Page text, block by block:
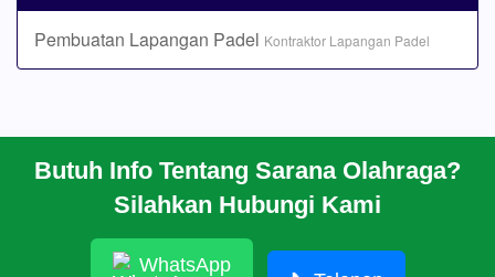
Butuh Info Tentang Sarana Olahraga?
Silahkan Hubungi Kami
WhatsApp
Pembuatan Lapangan Padel Kontraktor Lapangan Padel
CARA PESAN